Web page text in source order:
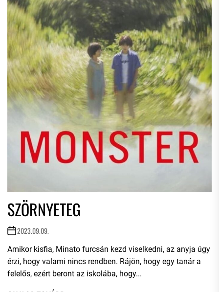
SZÖRNYETEG
2023.09.09.
Amikor kisfia, Minato furcsán kezd viselkedni, az anyja úgy
érzi, hogy valami nincs rendben. Rájön, hogy egy tanár a
felelős, ezért beront az iskolába, hogy...